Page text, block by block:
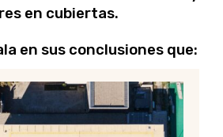
en cubiertas.
en sus conclusiones que: